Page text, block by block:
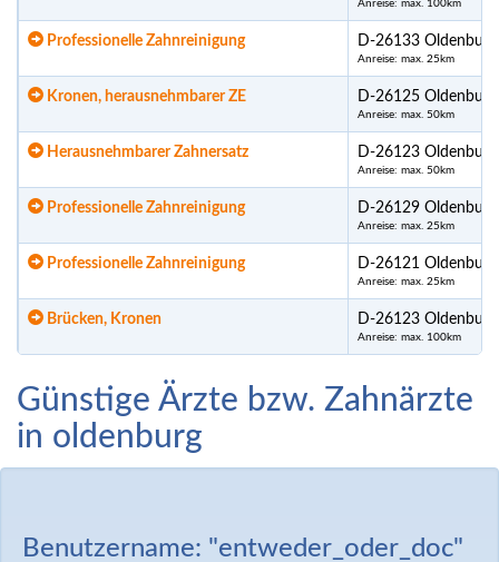
Anreise: max. 100km
Professionelle Zahnreinigung D-26133 Oldenburg
Anreise: max. 25km
Kronen, herausnehmbarer ZE D-26125 Oldenburg
Anreise: max. 50km
Herausnehmbarer Zahnersatz D-26123 Oldenburg
Anreise: max. 50km
Professionelle Zahnreinigung D-26129 Oldenburg
Anreise: max. 25km
Professionelle Zahnreinigung D-26121 Oldenburg
Anreise: max. 25km
Brücken, Kronen D-26123 Oldenburg
Anreise: max. 100km
Günstige Ärzte bzw. Zahnärzte
in oldenburg
Benutzername: "entweder_oder_doc"